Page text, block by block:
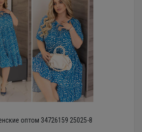
оптом 34726159 25025-8